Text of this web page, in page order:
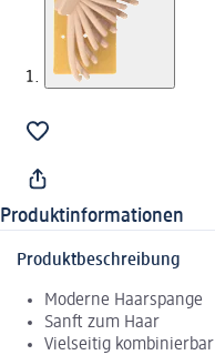
Produktinformationen
Produktbeschreibung
Moderne Haarspange
Sanft zum Haar
Vielseitig kombinierbar